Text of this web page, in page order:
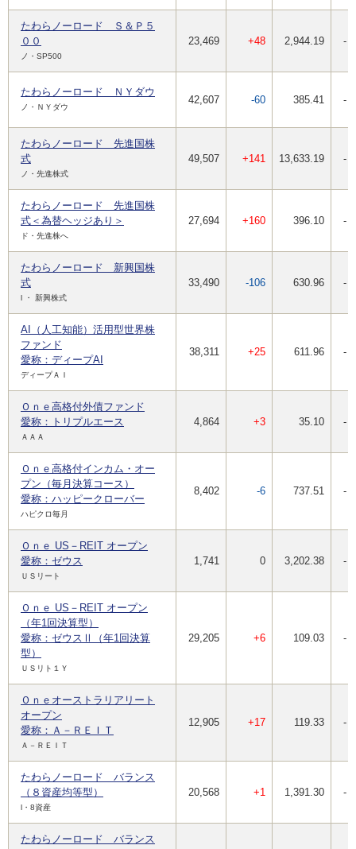
たわらノーロード Ｓ＆Ｐ５
００
ノ・SP500
23,469 +48 2,944.19 -
たわらノーロード ＮＹダウ
ノ・ＮＹダウ
42,607 -60 385.41 -
たわらノーロード 先進国株
式
ノ・先進株式
49,507 +141 13,633.19 -
たわらノーロード 先進国株
式＜為替ヘッジあり＞
ド・先進株へ
27,694 +160 396.10 -
たわらノーロード 新興国株
式
l ・ 新興株式
33,490 -106 630.96 -
AI（人工知能）活用型世界株
ファンド
愛称：ディープAI
ディープＡＩ
38,311 +25 611.96 -
Ｏｎｅ高格付外債ファンド
愛称：トリプルエース
ＡＡＡ
4,864 +3 35.10 -
Ｏｎｅ高格付インカム・オー
プン（毎月決算コース）
愛称：ハッピークローバー
ハピクロ毎月
8,402 -6 737.51 -
Ｏｎｅ US－REIT オープン
愛称：ゼウス
ＵＳリート
1,741 0 3,202.38 -
Ｏｎｅ US－REIT オープン
（年1回決算型）
愛称：ゼウスⅡ（年1回決算
型）
ＵＳリト１Ｙ
29,205 +6 109.03 -
Ｏｎｅオーストラリアリート
オープン
愛称：Ａ－ＲＥＩＴ
Ａ－ＲＥＩＴ
12,905 +17 119.33 -
たわらノーロード バランス
（８資産均等型）
l・8資産
20,568 +1 1,391.30 -
たわらノーロード バランス